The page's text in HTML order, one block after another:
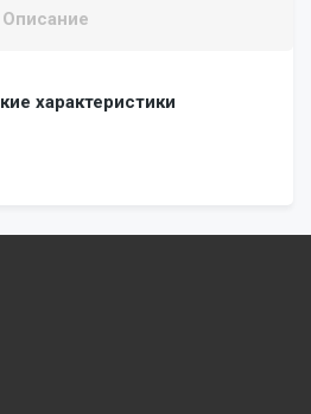
Описание
характеристики